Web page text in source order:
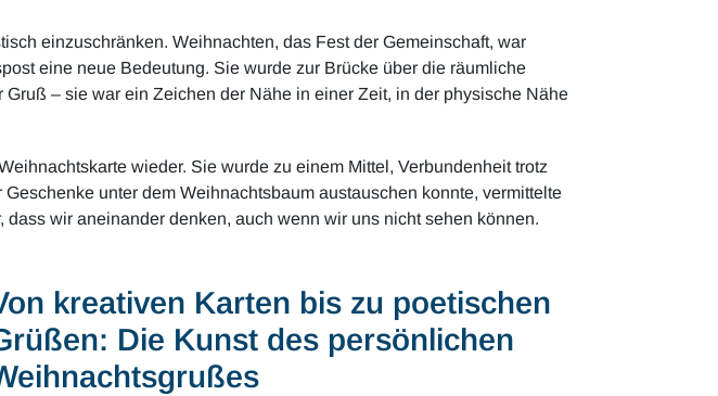
einzuschränken. Weihnachten, das Fest der Gemeinschaft, war
eine neue Bedeutung. Sie wurde zur Brücke über die räumliche
– sie war ein Zeichen der Nähe in einer Zeit, in der physische Nähe
wieder. Sie wurde zu einem Mittel, Verbundenheit trotz
unter dem Weihnachtsbaum austauschen konnte, vermittelte
wir aneinander denken, auch wenn wir uns nicht sehen können.
kreativen Karten bis zu poetischen
Die Kunst des persönlichen